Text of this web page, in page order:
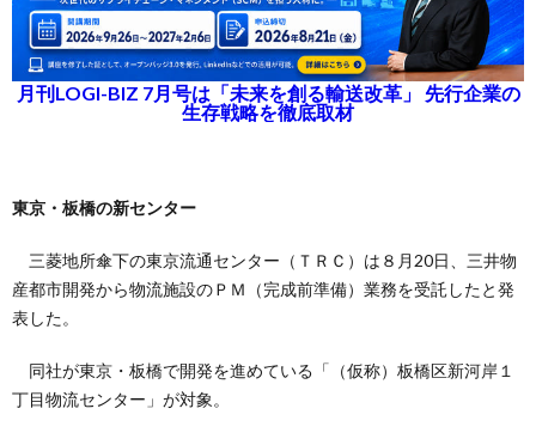
月刊LOGI-BIZ 7月号は「未来を創る輸送改革」 先行企業の
生存戦略を徹底取材
東京・板橋の新センター
三菱地所傘下の東京流通センター（ＴＲＣ）は８月20日、三井物
産都市開発から物流施設のＰＭ（完成前準備）業務を受託したと発
表した。
同社が東京・板橋で開発を進めている「（仮称）板橋区新河岸１
丁目物流センター」が対象。